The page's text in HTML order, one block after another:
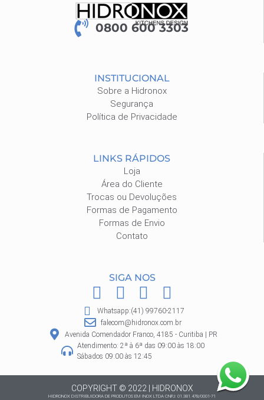
0800 600 3303
INSTITUCIONAL
Sobre a Hidronox
Segurança
Política de Privacidade
LINKS RÁPIDOS
Loja
Área do Cliente
Trocas ou Devoluções
Formas de Pagamento
Formas de Envio
Contato
SIGA NOS
F
a
c
e
b
o
o
I
n
s
t
a
g
r
P
i
n
t
e
r
e
W
h
a
t
a
p
Whatsapp:(41) 99760-2117
falecom@hidronox.com.br
Avenida Comendador Franco, 4185 - Curitiba | PR
Atendimento: 2ª à 6ª das 09:00 às 18:00
Sábados 09:00 às 12:45
COPYRIGHT © 2022 | HIDRONOX
HIDRONOX DISTRIBUIDORA DE PRODUTOS EM INOX LTDA CNPJ: 01.381.478/0001-71